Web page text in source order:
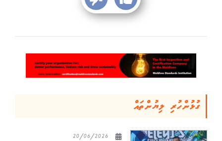
ގުޅުންހުރި ލިޔުންތައް